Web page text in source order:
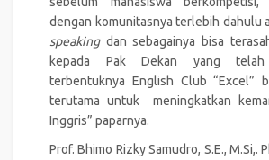
dengan komunitasnya terlebih dahulu
speakingdan sebagainya bisa
kepada Pak Dekan yang telah
terbentuknya English Club “Excel”
terutama untuk meningkatkan
Inggris” paparnya.
Prof. Bhimo Rizky Samudro, S.E., M.Si,.